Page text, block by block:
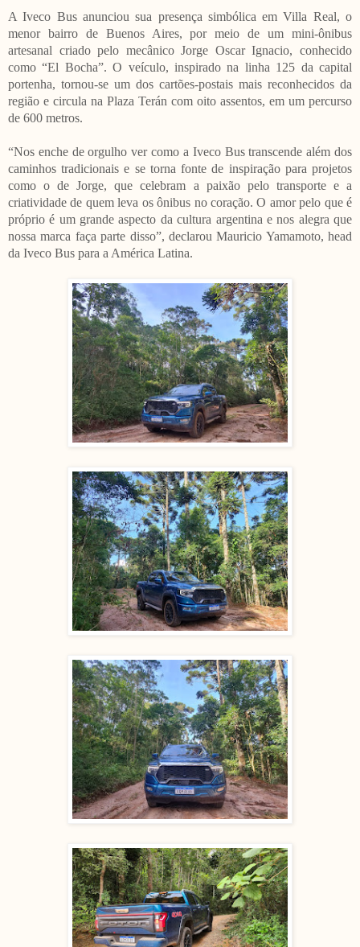
A Iveco Bus anunciou sua presença simbólica em Villa Real, o
menor bairro de Buenos Aires, por meio de um mini-ônibus
artesanal criado pelo mecânico Jorge Oscar Ignacio, conhecido
como “El Bocha”. O veículo, inspirado na linha 125 da capital
portenha, tornou-se um dos cartões-postais mais reconhecidos da
região e circula na Plaza Terán com oito assentos, em um percurso
de 600 metros.
“Nos enche de orgulho ver como a Iveco Bus transcende além dos
caminhos tradicionais e se torna fonte de inspiração para projetos
como o de Jorge, que celebram a paixão pelo transporte e a
criatividade de quem leva os ônibus no coração. O amor pelo que é
próprio é um grande aspecto da cultura argentina e nos alegra que
nossa marca faça parte disso”, declarou Mauricio Yamamoto, head
da Iveco Bus para a América Latina.